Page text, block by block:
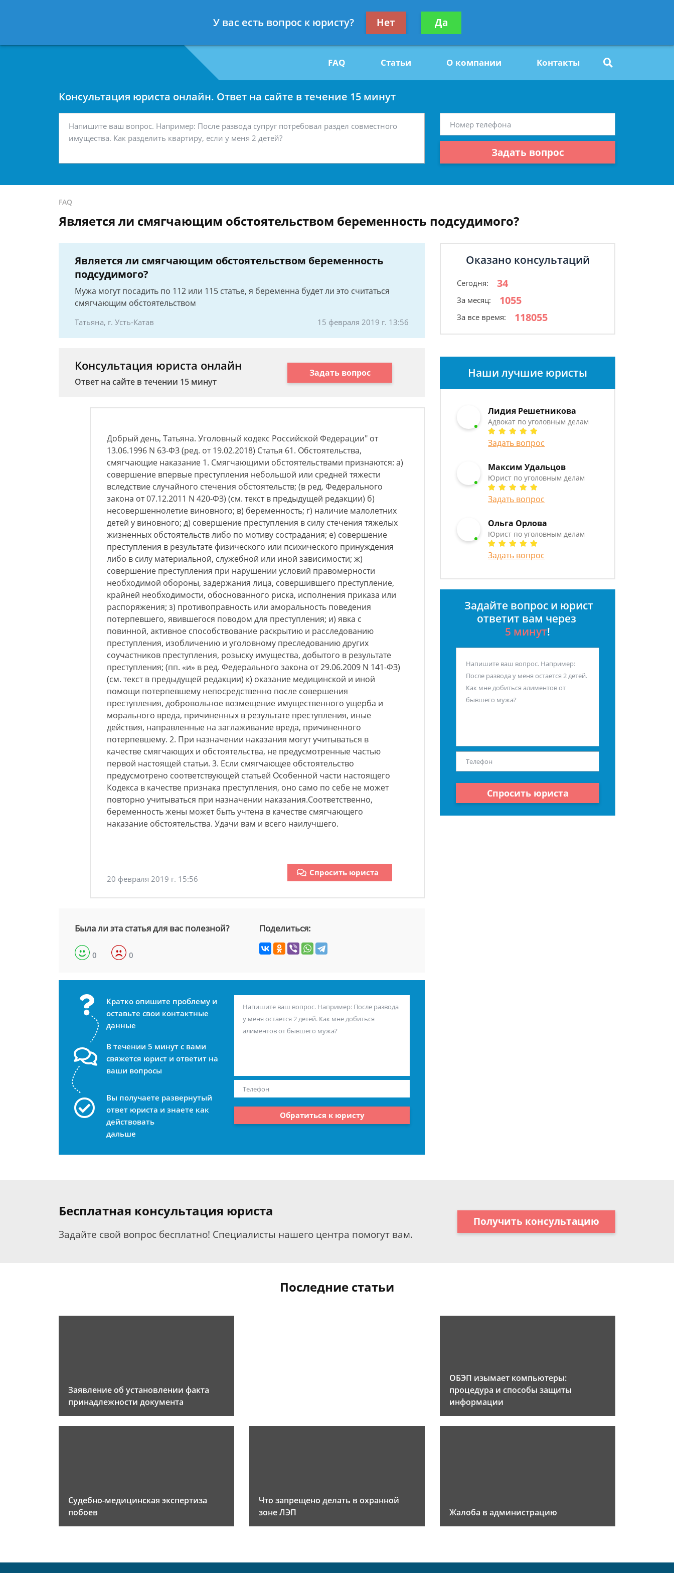
7 812 467-34-29
Получите консультацию
бесплатно
FAQ Статьи О компании Контакты
Консультация юриста онлайн. Ответ на сайте в течение 15 минут
Задать вопрос
FAQ
Является ли смягчающим обстоятельством беременность подсудимого?
Является ли смягчающим обстоятельством беременность
подсудимого?
Мужа могут посадить по 112 или 115 статье, я беременна будет ли это считаться
смягчающим обстоятельством
Татьяна, г. Усть-Катав 15 февраля 2019 г. 13:56
Консультация юриста онлайн
Ответ на сайте в течении 15 минут
Задать вопрос
Добрый день, Татьяна. Уголовный кодекс Российской Федерации" от
13.06.1996 N 63-ФЗ (ред. от 19.02.2018) Статья 61. Обстоятельства,
смягчающие наказание 1. Смягчающими обстоятельствами признаются: а)
совершение впервые преступления небольшой или средней тяжести
вследствие случайного стечения обстоятельств; (в ред. Федерального
закона от 07.12.2011 N 420-ФЗ) (см. текст в предыдущей редакции) б)
несовершеннолетие виновного; в) беременность; г) наличие малолетних
детей у виновного; д) совершение преступления в силу стечения тяжелых
жизненных обстоятельств либо по мотиву сострадания; е) совершение
преступления в результате физического или психического принуждения
либо в силу материальной, служебной или иной зависимости; ж)
совершение преступления при нарушении условий правомерности
необходимой обороны, задержания лица, совершившего преступление,
крайней необходимости, обоснованного риска, исполнения приказа или
распоряжения; з) противоправность или аморальность поведения
потерпевшего, явившегося поводом для преступления; и) явка с
повинной, активное способствование раскрытию и расследованию
преступления, изобличению и уголовному преследованию других
соучастников преступления, розыску имущества, добытого в результате
преступления; (пп. «и» в ред. Федерального закона от 29.06.2009 N 141-ФЗ)
(см. текст в предыдущей редакции) к) оказание медицинской и иной
помощи потерпевшему непосредственно после совершения
преступления, добровольное возмещение имущественного ущерба и
морального вреда, причиненных в результате преступления, иные
действия, направленные на заглаживание вреда, причиненного
потерпевшему. 2. При назначении наказания могут учитываться в
качестве смягчающих и обстоятельства, не предусмотренные частью
первой настоящей статьи. 3. Если смягчающее обстоятельство
предусмотрено соответствующей статьей Особенной части настоящего
Кодекса в качестве признака преступления, оно само по себе не может
повторно учитываться при назначении наказания.Соответственно,
беременность жены может быть учтена в качестве смягчающего
наказание обстоятельства. Удачи вам и всего наилучшего.
20 февраля 2019 г. 15:56
Спросить юриста
Была ли эта статья для вас полезной?
0 0
Поделиться:
Кратко опишите проблему и
оставьте свои контактные
данные
В течении 5 минут с вами
свяжется юрист и ответит на
ваши вопросы
Вы получаете развернутый
ответ юриста и знаете как
действовать
дальше
Обратиться к юристу
Оказано консультаций
Сегодня: 34
За месяц: 1055
За все время: 118055
Наши лучшие юристы
Лидия Решетникова
Адвокат по уголовным делам
Задать вопрос
Максим Удальцов
Юрист по уголовным делам
Задать вопрос
Ольга Орлова
Юрист по уголовным делам
Задать вопрос
Задайте вопрос и юрист
ответит вам через
5 минут!
Спросить юриста
Бесплатная консультация юриста
Задайте свой вопрос бесплатно! Специалисты нашего центра помогут вам.
Получить консультацию
Последние статьи
Заявление об установлении факта
принадлежности документа
ОБЭП изымает компьютеры:
процедура и способы защиты
информации
Судебно-медицинская экспертиза
побоев
Что запрещено делать в охранной
зоне ЛЭП
Жалоба в администрацию
У вас есть вопрос к юристу? Нет Да